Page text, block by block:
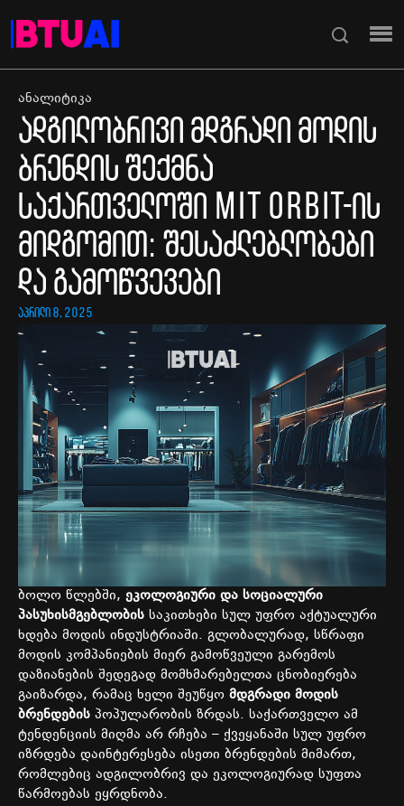
ანალიტიკა
ადგილობრივი მდგრადი მოდის
ბრენდის შექმნა
საქართველოში MIT Orbit-ის
მიდგომით: შესაძლებლობები
და გამოწვევები
აპრილი 8, 2025
ბოლო წლებში, ეკოლოგიური და სოციალური
პასუხისმგებლობის საკითხები სულ უფრო აქტუალური
ხდება მოდის ინდუსტრიაში. გლობალურად, სწრაფი
მოდის კომპანიების მიერ გამოწვეული გარემოს
დაზიანების შედეგად მომხმარებელთა ცნობიერება
გაიზარდა, რამაც ხელი შეუწყო მდგრადი მოდის
ბრენდების პოპულარობის ზრდას. საქართველო ამ
ტენდენციის მიღმა არ რჩება – ქვეყანაში სულ უფრო
იზრდება დაინტერესება ისეთი ბრენდების მიმართ,
რომლებიც ადგილობრივ და ეკოლოგიურად სუფთა
წარმოებას ეყრდნობა.